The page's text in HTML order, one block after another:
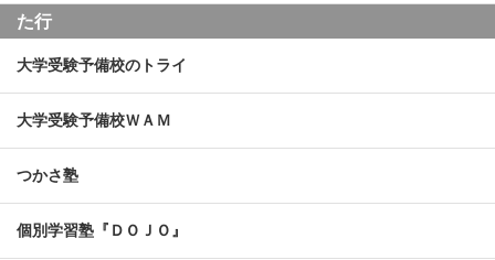
た行
大学受験予備校のトライ
大学受験予備校ＷＡＭ
つかさ塾
個別学習塾『ＤＯＪＯ』